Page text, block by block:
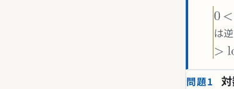
は
問題1